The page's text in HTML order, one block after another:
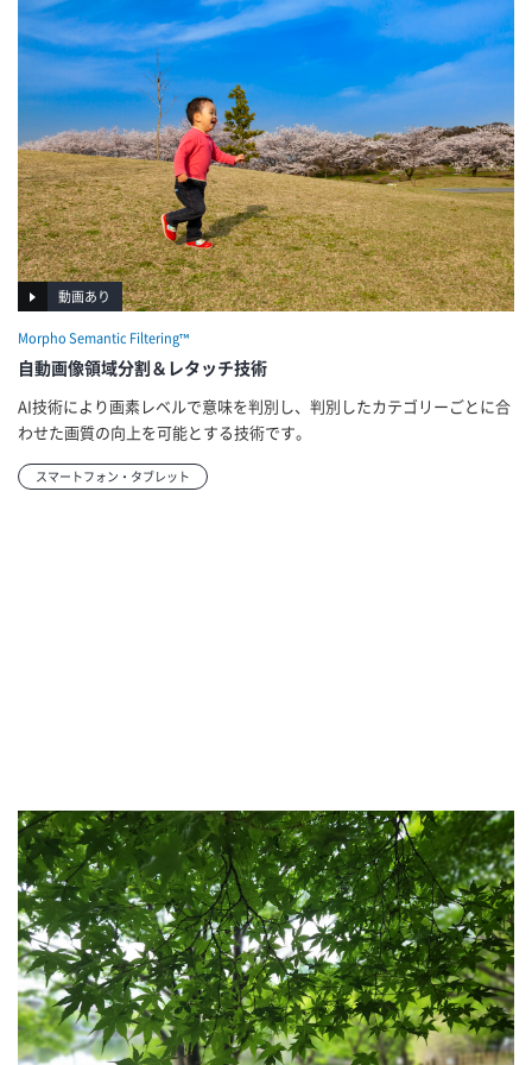
動画あり
Morpho Semantic Filtering™
自動画像領域分割＆レタッチ技術
AI技術により画素レベルで意味を判別し、判別したカテゴリーごとに合
わせた画質の向上を可能とする技術です。
スマートフォン・タブレット